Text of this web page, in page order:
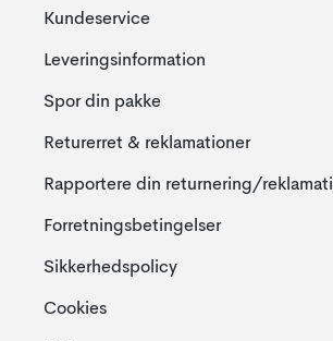
Kundeservice
Leveringsinformation
Spor din pakke
Returerret & reklamationer
Rapportere din returnering/
Forretningsbetingelser
Sikkerhedspolicy
Cookies